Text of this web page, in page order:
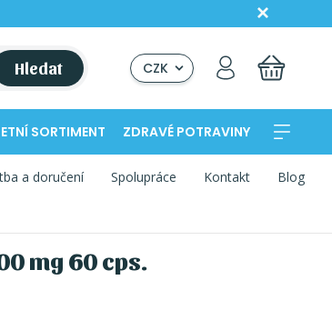
Hledat CZK
SORTIMENT ZDRAVÉ POTRAVINY
a doručení Spolupráce Kontakt Blog
mg 60 cps.